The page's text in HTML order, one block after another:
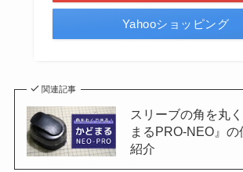
Yahooショッピング
関連記事
スリーブの角を丸
まるPRO-NEO』
紹介